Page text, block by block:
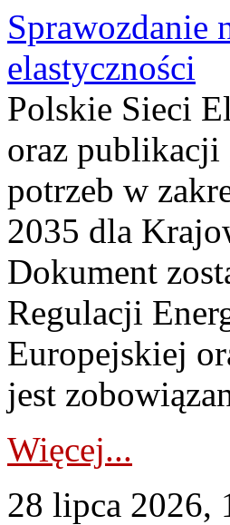
Sprawozdanie
elastyczności
Polskie Sieci
oraz publikacji
potrzeb w
2035 dla
Dokument
Regulacji
Europejskiej
jest
Więcej...
28 lipca 2026,